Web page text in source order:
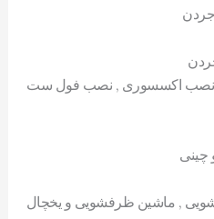
, نصب اکسسوری , نصب فول ست
چینی
, ماشین ظرفشویی و یخچال